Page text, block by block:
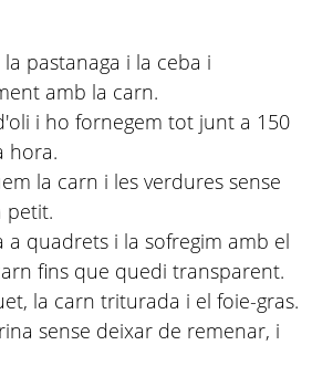
pastanaga i la ceba i
amb la carn.
i ho fornegem tot junt a 150
hora.
la carn i les verdures sense
petit.
a quadrets i la sofregim amb el
fins que quedi transparent.
la carn triturada i el foie-gras.
sense deixar de remenar, i